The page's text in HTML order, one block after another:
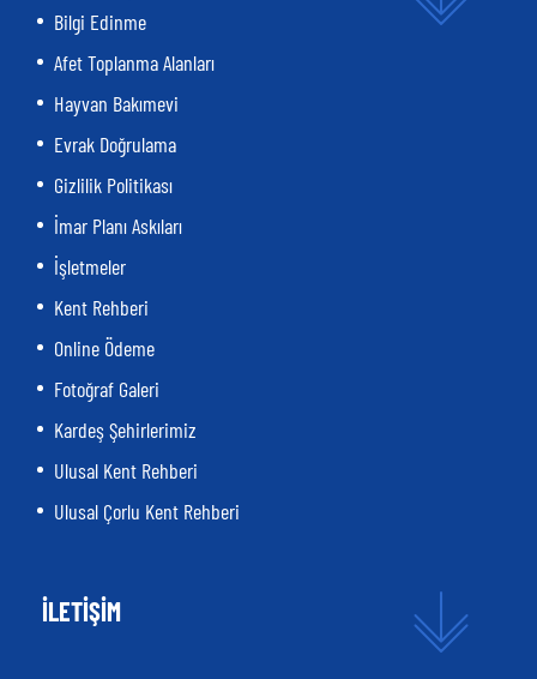
Bilgi Edinme
Afet Toplanma Alanları
Hayvan Bakımevi
Evrak Doğrulama
Gizlilik Politikası
İmar Planı Askıları
İşletmeler
Kent Rehberi
Online Ödeme
Fotoğraf Galeri
Kardeş Şehirlerimiz
Ulusal Kent Rehberi
Ulusal Çorlu Kent Rehberi
İLETİŞİM